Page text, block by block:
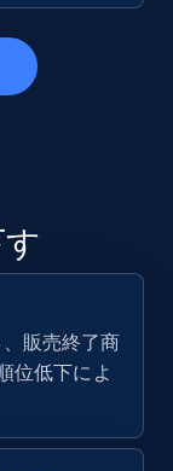
and
by
販売終了商
位低下によ